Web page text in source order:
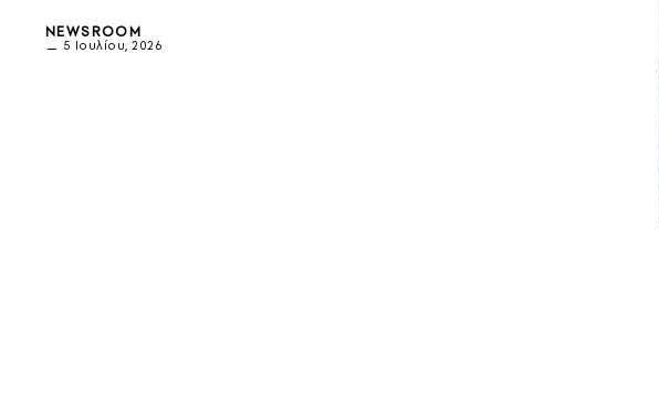
NEWSROOM
5 Ιουλίου, 2026